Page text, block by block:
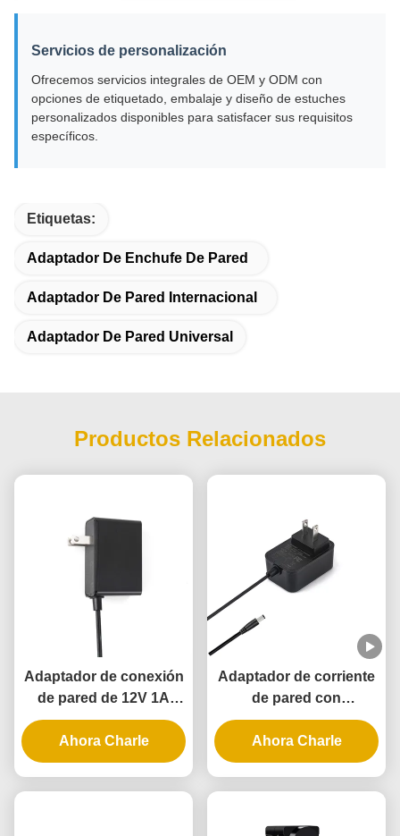
Servicios de personalización
Ofrecemos servicios integrales de OEM y ODM con
opciones de etiquetado, embalaje y diseño de estuches
personalizados disponibles para satisfacer sus requisitos
específicos.
Etiquetas:
Adaptador De Enchufe De Pared
Adaptador De Pared Internacional
Adaptador De Pared Universal
Productos Relacionados
Adaptador de conexión
de pared de 12V 1A
12W UL con garantía de
3 años y múltiples
protecciones
Ahora Charle
Adaptador de corriente
de pared con
certificación UL con
salida de 5V 12V 24V y
potencia de 12W 24W
Ahora Charle